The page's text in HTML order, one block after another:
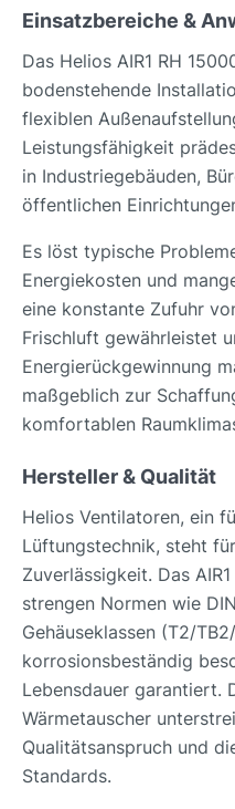
Einsatzbereiche &
Das Helios AIR1 RH
bodenstehende
flexiblen
Leistungsfähigkeit
in Industriegebäuden,
öffentlichen
Es löst typische
Energiekosten und
eine konstante Zufuhr
Frischluft gewährleistet
Energierückgewinnung
maßgeblich zur
komfortablen
Hersteller & Qualität
Helios Ventilatoren, ein
Lüftungstechnik, steht
Zuverlässigkeit. Das
strengen Normen wie
Gehäuseklassen (T2/
korrosionsbeständig
Lebensdauer garantiert.
Wärmetauscher
Qualitätsanspruch und
Standards.